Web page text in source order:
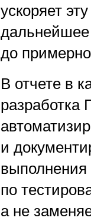
ускоряет
дальнейшее
до
В отчете в
разработка
и
выполнения
по
а не